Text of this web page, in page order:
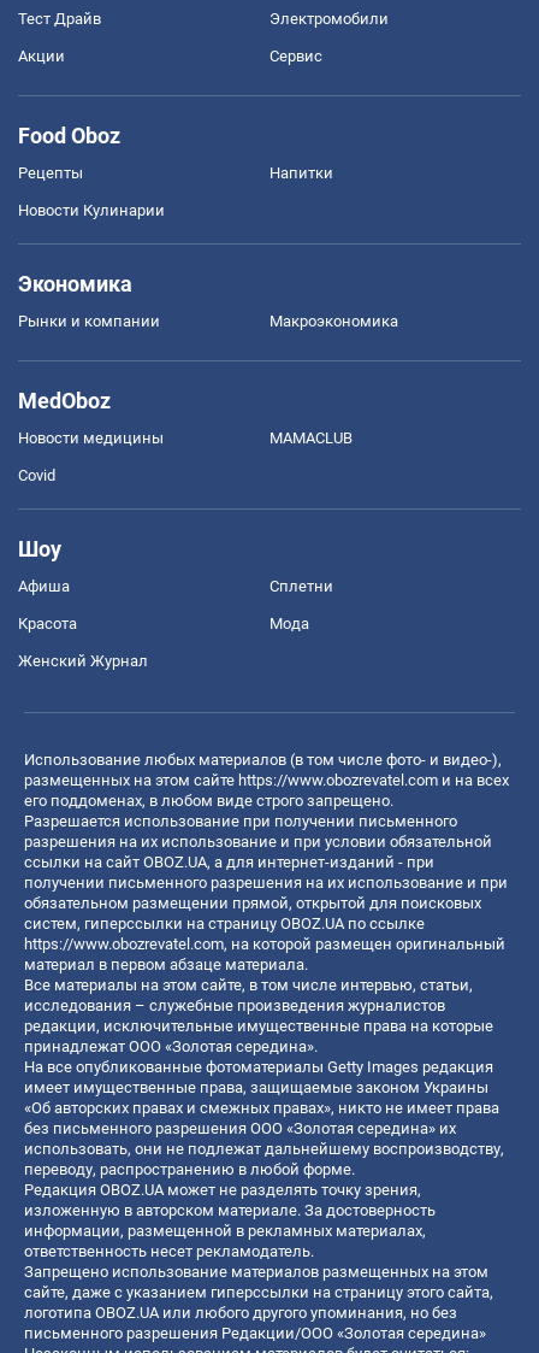
Тест Драйв Электромобили
Акции Сервис
Food Oboz
Рецепты Напитки
Новости Кулинарии
Экономика
Рынки и компании Mакроэкономика
MedOboz
Новости медицины MAMACLUB
Covid
Шоу
Афиша Сплетни
Красота Мода
Женский Журнал
Использование любых материалов (в том числе фото- и видео-),
размещенных на этом сайте https://www.obozrevatel.com и на всех
его поддоменах, в любом виде строго запрещено.
Разрешается использование при получении письменного
разрешения на их использование и при условии обязательной
ссылки на сайт OBOZ.UA, а для интернет-изданий - при
получении письменного разрешения на их использование и при
обязательном размещении прямой, открытой для поисковых
систем, гиперссылки на страницу OBOZ.UA по ссылке
https://www.obozrevatel.com, на которой размещен оригинальный
материал в первом абзаце материала.
Все материалы на этом сайте, в том числе интервью, статьи,
исследования – служебные произведения журналистов
редакции, исключительные имущественные права на которые
принадлежат ООО «Золотая середина».
На все опубликованные фотоматериалы Getty Images редакция
имеет имущественные права, защищаемые законом Украины
«Об авторских правах и смежных правах», никто не имеет права
без письменного разрешения ООО «Золотая середина» их
использовать, они не подлежат дальнейшему воспроизводству,
переводу, распространению в любой форме.
Редакция OBOZ.UA может не разделять точку зрения,
изложенную в авторском материале. За достоверность
информации, размещенной в рекламных материалах,
ответственность несет рекламодатель.
Запрещено использование материалов размещенных на этом
сайте, даже с указанием гиперссылки на страницу этого сайта,
логотипа OBOZ.UA или любого другого упоминания, но без
письменного разрешения Редакции/ООО «Золотая середина»